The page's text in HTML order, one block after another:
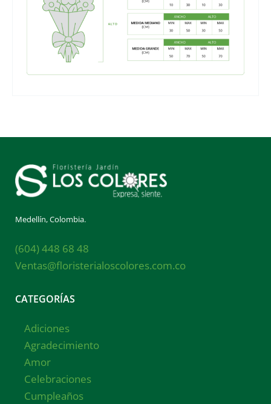
Medellín, Colombia.
(604) 448 68 48
Ventas@floristerialoscolores.com.co
CATEGORÍAS
Adiciones
Agradecimiento
Amor
Celebraciones
Cumpleaños